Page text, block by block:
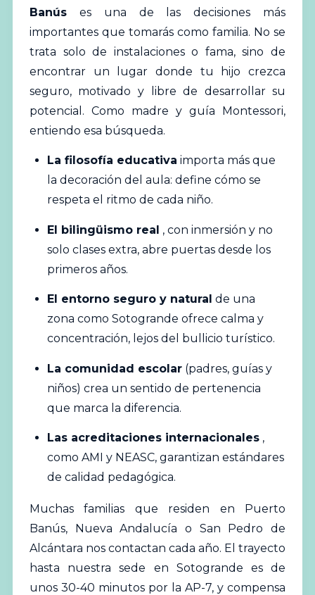
Banúses una de las decisiones más
importantes que tomarás como familia. No se
trata solo de instalaciones o fama, sino de
encontrar un lugar donde tu hijo crezca
seguro, motivado y libre de desarrollar su
potencial. Como madre y guía Montessori,
entiendo esa búsqueda.
La filosofía educativa importa más que
la decoración del aula: define cómo se
respeta el ritmo de cada niño.
El bilingüismo real , con inmersión y no
solo clases extra, abre puertas desde los
primeros años.
El entorno seguro y natural de una
zona como Sotogrande ofrece calma y
concentración, lejos del bullicio turístico.
La comunidad escolar (padres, guías y
niños) crea un sentido de pertenencia
que marca la diferencia.
Las acreditaciones internacionales ,
como AMI y NEASC, garantizan estándares
de calidad pedagógica.
Muchas familias que residen en Puerto
Banús, Nueva Andalucía o San Pedro de
Alcántara nos contactan cada año. El trayecto
hasta nuestra sede en Sotogrande es de
unos 30-40 minutos por la AP-7, y compensa